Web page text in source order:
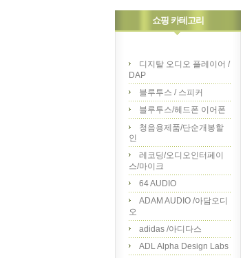
쇼핑 카테고리
디지탈 오디오 플레이어 /
DAP
블루투스 / 스피커
블루투스/헤드폰 이어폰
청음용제품/단순개봉할
인
레코딩/오디오인터페이
스/마이크
64 AUDIO
ADAM AUDIO /아담오디
오
adidas /아디다스
ADL Alpha Design Labs